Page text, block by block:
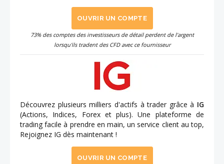
OUVRIR UN COMPTE
73% des comptes des investisseurs de détail perdent de l'argent
lorsqu'ils tradent des CFD avec ce fournisseur
Découvrez plusieurs milliers d'actifs à trader grâce à IG
(Actions, Indices, Forex et plus). Une plateforme de
trading facile à prendre en main, un service client au top,
Rejoignez IG dès maintenant !
OUVRIR UN COMPTE